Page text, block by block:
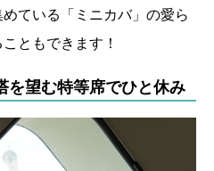
ている「ミニカバ」の愛ら
ともできます！
を望む特等席でひと休み